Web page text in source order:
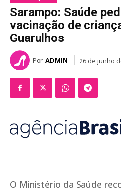
Sarampo: Saúde
vacinação de
Guarulhos
Por ADMIN 26 de junho
O Ministério da Saúde